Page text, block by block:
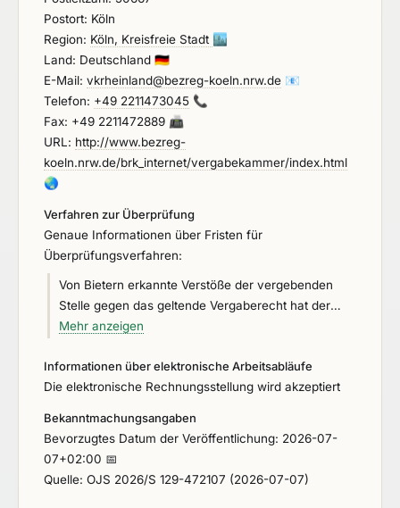
Postort: Köln
Region: Köln, Kreisfreie Stadt 🏙️
Land: Deutschland 🇩🇪
E-Mail: vkrheinland@bezreg-koeln.nrw.de 📧
Telefon: +49 2211473045 📞
Fax: +49 2211472889 📠
URL: http://www.bezreg-
koeln.nrw.de/brk_internet/vergabekammer/index.html
🌏
Verfahren zur Überprüfung
Genaue Informationen über Fristen für
Überprüfungsverfahren:
Von Bietern erkannte Verstöße der vergebenden
Stelle gegen das geltende Vergaberecht hat der
Bieter bei der vergebenden Stelle innerhalb von 10
dass er einer Rüge nicht abhelfen will, hat der Bieter
binnen einer Frist von 15 Tagen nach Eingang der
schriftlich einen Nachprüfungsantrag zu stellen.
Mehr anzeigen
Informationen über elektronische Arbeitsabläufe
Die elektronische Rechnungsstellung wird akzeptiert
Bekanntmachungsangaben
Bevorzugtes Datum der Veröffentlichung: 2026-07-
07+02:00 📅
Quelle: OJS 2026/S 129-472107 (2026-07-07)